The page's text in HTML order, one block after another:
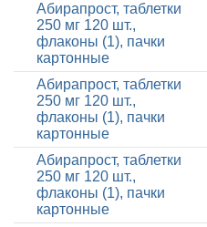
Абирапрост, таблетки
250 мг 120 шт.,
флаконы (1), пачки
картонные
Абирапрост, таблетки
250 мг 120 шт.,
флаконы (1), пачки
картонные
Абирапрост, таблетки
250 мг 120 шт.,
флаконы (1), пачки
картонные